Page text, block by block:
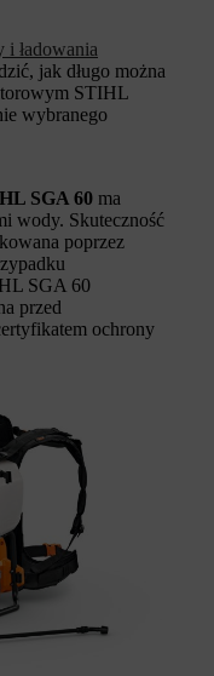
i ładowania
jak długo można
STIHL
wybranego
SGA 60 ma
wody. Skuteczność
poprzez
SGA 60
przed
ochrony